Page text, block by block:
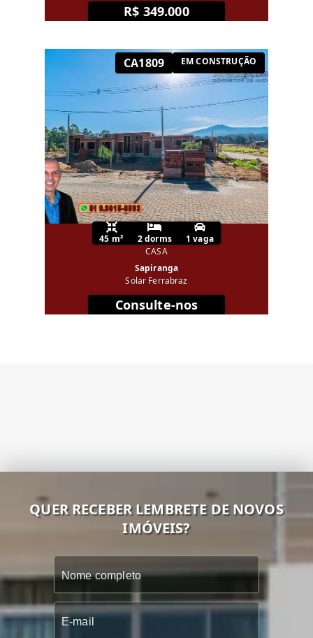
R$ 349.000
CA1809 EM CONSTRUÇÃO
45 m² 2 dorms
1 vaga
CASA
Sapiranga
Solar Ferrabraz
Consulte-nos
QUER RECEBER LEMBRETE DE NOVOS
IMÓVEIS?